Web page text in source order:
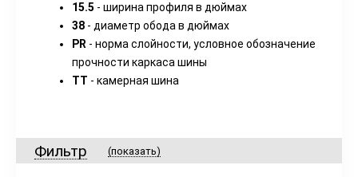
15.5 - ширина профиля в дюймах
38 - диаметр обода в дюймах
PR - норма слойности, условное обозначение
прочности каркаса шины
TT - камерная шина
Фильтр (показать)